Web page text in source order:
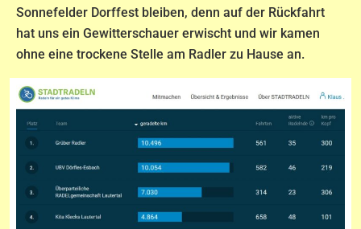
Sonnefelder Dorffest bleiben, denn auf der Rückfahrt
hat uns ein Gewitterschauer erwischt und wir kamen
ohne eine trockene Stelle am Radler zu Hause an.